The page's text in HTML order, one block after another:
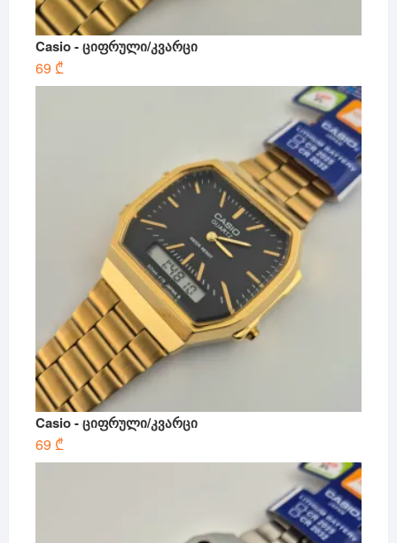
Casio - ციფრული/კვარცი
69 ₾
Casio - ციფრული/კვარცი
69 ₾